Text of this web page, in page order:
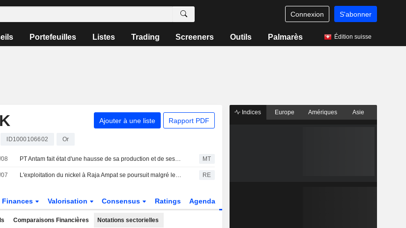
Connexion S'abonner
Portefeuilles Listes Trading Screeners Outils Palmarès Édition suisse
Ajouter à une liste Rapport PDF
ID1000106602 Or
PT Antam fait état d'une hausse de sa production et de ses ventes d'or au deuxième trimestre MT
L'exploitation du nickel à Raja Ampat se poursuit malgré les protestations, selon Greenpeace RE
Finances Valorisation Consensus Ratings Agenda
Comparaisons Financières Notations sectorielles
Indices Europe Amériques Asie